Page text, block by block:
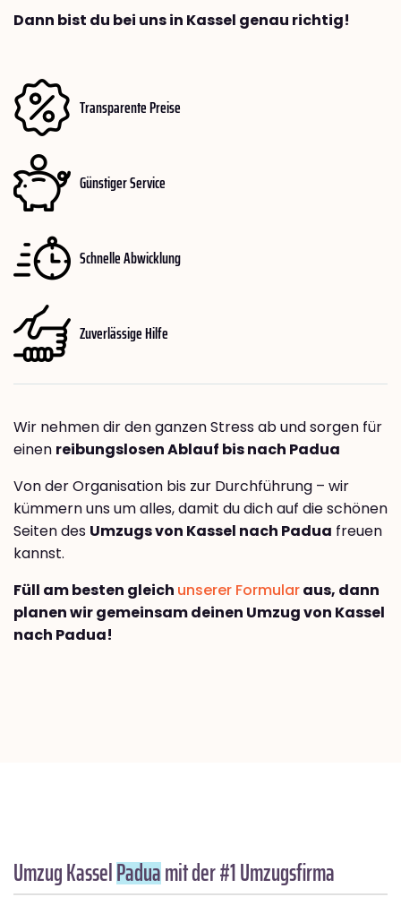
Dann bist du bei uns in Kassel genau richtig!
Transparente Preise
Günstiger Service
Schnelle Abwicklung
Zuverlässige Hilfe
Wir nehmen dir den ganzen Stress ab und sorgen für
einen reibungslosen Ablauf bis nach Padua
Von der Organisation bis zur Durchführung – wir
kümmern uns um alles, damit du dich auf die schönen
Seiten des Umzugs von Kassel nach Padua freuen
kannst.
Füll am besten gleich unserer Formularaus, dann
planen wir gemeinsam deinen Umzug von Kassel
nach Padua!
Umzug KasselPaduamit der #1 Umzugsfirma